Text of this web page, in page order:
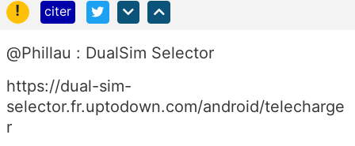
!
citer
@Phillau : DualSim Selector
https://dual-sim-
selector.fr.uptodown.com/android/telecharge
r